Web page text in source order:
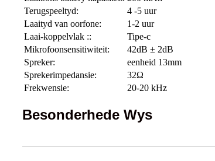
Terugspeeltyd:
4 -5 uur
Laaityd van oorfone:
1-2 uur
Laai-koppelvlak ::
Tipe-c
Mikrofoonsensitiwiteit:
42dB ± 2dB
Spreker:
eenheid 13mm
Sprekerimpedansie:
32Ω
Frekwensie:
20-20 kHz
Besonderhede Wys